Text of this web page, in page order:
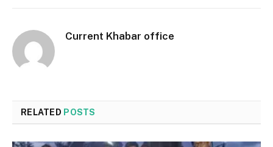
Current Khabar office
RELATED POSTS